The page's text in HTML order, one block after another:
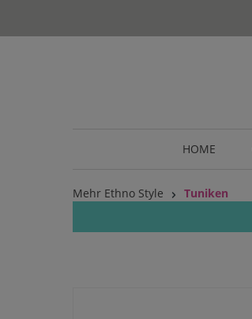
HOME
Mehr Ethno Style
Tuniken